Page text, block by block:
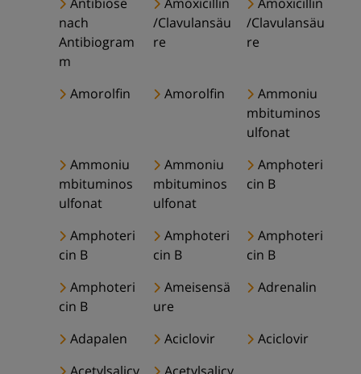
Antibiose
nach
Antibiogram
m
Amoxicillin
/Clavulansäu
re
Amoxicillin
/Clavulansäu
re
Amorolfin Amorolfin
Ammoniu
mbituminos
ulfonat
Ammoniu
mbituminos
ulfonat
Ammoniu
mbituminos
ulfonat
Amphoteri
cin B
Amphoteri
cin B
Amphoteri
cin B
Amphoteri
cin B
Amphoteri
cin B
Ameisensä
ure
Adrenalin
Adapalen Aciclovir
Aciclovir